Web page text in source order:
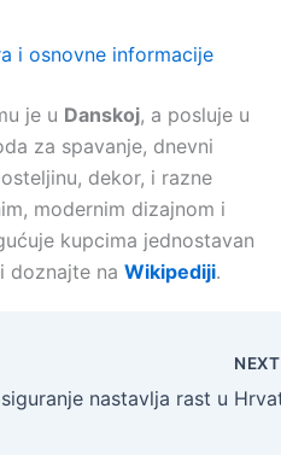
i osnovne informacije
je u Danskoj, a posluje u
za spavanje, dnevni
dekor, i razne
modernim dizajnom i
kupcima jednostavan
doznajte na Wikipediji.
NEXT